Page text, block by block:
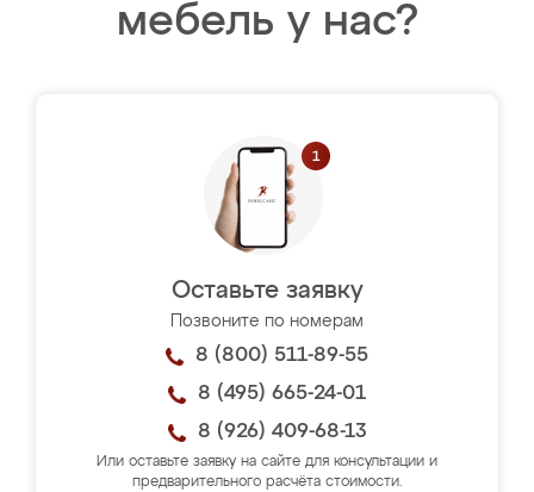
мебель у нас?
Оставьте заявку
Позвоните по номерам
8 (800) 511-89-55
8 (495) 665-24-01
8 (926) 409-68-13
Или оставьте заявку на сайте для консультации и
предварительного расчёта стоимости.